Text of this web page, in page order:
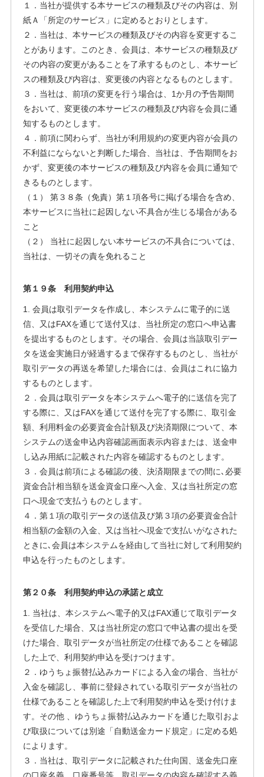
１．当社が提供する本サービスの種類及びその内容は、別
紙Ａ「所定のサービス」に定めるとおりとします。
２．当社は、本サービスの種類及びその内容を変更するこ
とがあります。このとき、会員は、本サービスの種類及び
その内容の変更があることを了承するものとし、本サービ
スの種類及び内容は、変更後の内容となるものとします。
３．当社は、前項の変更を行う場合は、1か月の予告期間
をおいて、変更後の本サービスの種類及び内容を会員に通
知するものとします。
４．前項に関わらず、当社が利用規約の変更内容が会員の
不利益にならないと判断した場合、当社は、予告期間をお
かず、変更後の本サービスの種類及び内容を会員に通知で
きるものとします。
（１） 第３８条（免責）第１項各号に掲げる場合を含め、
本サービスに当社に起因しない不具合が生じる場合がある
こと
（２） 当社に起因しない本サービスの不具合については、
当社は、一切その責を免れること
第１９条 利用契約申込
1. 会員は取引データを作成し、本システムに電子的に送
信、又はFAXを通じて送付又は、当社所定の窓口へ申込書
を提出するものとします。その場合、会員は当該取引デー
タを送金実施日が経過するまで保存するものとし、当社が
取引データの再送を希望した場合には、会員はこれに協力
するものとします。
２．会員は取引データを本システムへ電子的に送信を完了
する際に、又はFAXを通じて送付を完了する際に、取引金
額、利用料金の必要資金合計額及び決済期限について、本
システムの送金申込内容確認画面表示内容または、送金申
し込み用紙に記載された内容を確認するものとします。
３．会員は前項による確認の後、決済期限までの間に､必要
資金合計相当額を送金資金口座へ入金、又は当社所定の窓
口へ現金で支払うものとします。
４．第１項の取引データの送信及び第３項の必要資金合計
相当額の金額の入金、又は当社へ現金で支払いがなされた
ときに､会員は本システムを経由して当社に対して利用契約
申込を行ったものとします。
第２０条 利用契約申込の承諾と成立
1. 当社は、本システムへ電子的又はFAX通じて取引データ
を受信した場合、又は当社所定の窓口で申込書の提出を受
けた場合、取引データが当社所定の仕様であることを確認
した上で、利用契約申込を受けつけます。
２．ゆうちょ振替払込みカードによる入金の場合、当社が
入金を確認し、事前に登録されている取引データが当社の
仕様であることを確認した上で利用契約申込を受け付けま
す。その他 、ゆうちょ振替払込みカードを通じた取引およ
び取扱については別途「自動送金カード規定」に定める処
によります。
３．当社は、取引データに記載された仕向国、送金先口座